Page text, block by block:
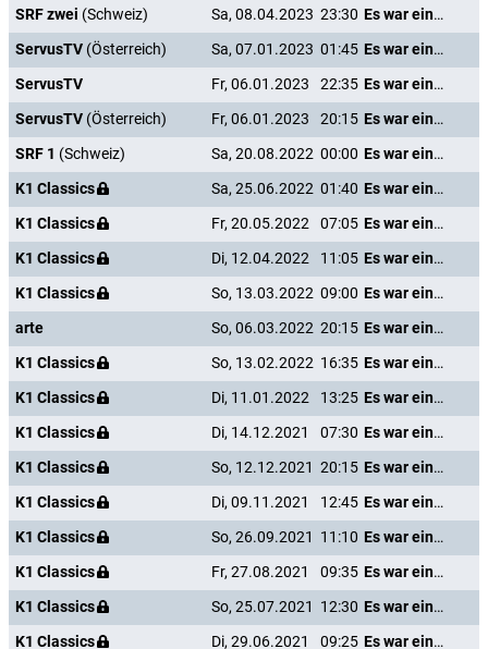
SRF zwei (Schweiz) Sa, 08.04.2023 23:30
Es war einmal in Amerika
ServusTV (Österreich) Sa, 07.01.2023 01:45
Es war einmal in Amerika
ServusTV
Fr, 06.01.2023 22:35
Es war einmal in Amerika
ServusTV (Österreich) Fr, 06.01.2023 20:15
Es war einmal in Amerika
SRF 1 (Schweiz) Sa, 20.08.2022 00:00
Es war einmal in Amerika
K1 Classics
Sa, 25.06.2022 01:40
Es war einmal in Amerika
K1 Classics
Fr, 20.05.2022 07:05
Es war einmal in Amerika
K1 Classics
Di, 12.04.2022 11:05
Es war einmal in Amerika
K1 Classics
So, 13.03.2022 09:00
Es war einmal in Amerika
arte
So, 06.03.2022 20:15
Es war einmal in Amerika
K1 Classics
So, 13.02.2022 16:35
Es war einmal in Amerika
K1 Classics
Di, 11.01.2022 13:25
Es war einmal in Amerika
K1 Classics
Di, 14.12.2021 07:30
Es war einmal in Amerika
K1 Classics
So, 12.12.2021 20:15
Es war einmal in Amerika
K1 Classics
Di, 09.11.2021 12:45
Es war einmal in Amerika
K1 Classics
So, 26.09.2021 11:10
Es war einmal in Amerika
K1 Classics
Fr, 27.08.2021 09:35
Es war einmal in Amerika
K1 Classics
So, 25.07.2021 12:30
Es war einmal in Amerika
K1 Classics
Di, 29.06.2021 09:25 Es war einmal in Amerika